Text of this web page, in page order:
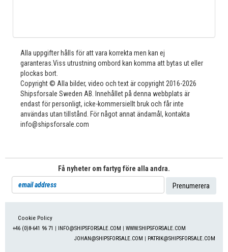
Alla uppgifter hålls för att vara korrekta men kan ej
garanteras.Viss utrustning ombord kan komma att bytas ut eller
plockas bort.
Copyright © Alla bilder, video och text är copyright 2016-2026
Shipsforsale Sweden AB. Innehållet på denna webbplats är
endast för personligt, icke-kommersiellt bruk och får inte
användas utan tillstånd. För något annat ändamål, kontakta
info@shipsforsale.com
Få nyheter om fartyg före alla andra.
Cookie Policy
+46 (0)8-641 96 71 | INFO@SHIPSFORSALE.COM | WWW.SHIPSFORSALE.COM
JOHAN@SHIPSFORSALE.COM | PATRIK@SHIPSFORSALE.COM